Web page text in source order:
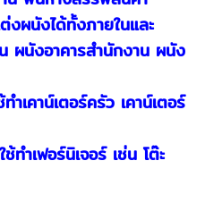
ผนังได้ทั้งภายในและ
ผนังอาคารสำนักงาน ผนัง
ำเคาน์เตอร์ครัว เคาน์เตอร์
ทำเฟอร์นิเจอร์ เช่น โต๊ะ